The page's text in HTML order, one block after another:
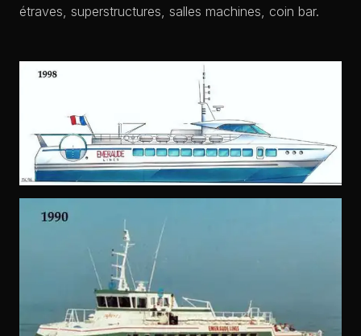
étraves, superstructures, salles machines, coin bar.